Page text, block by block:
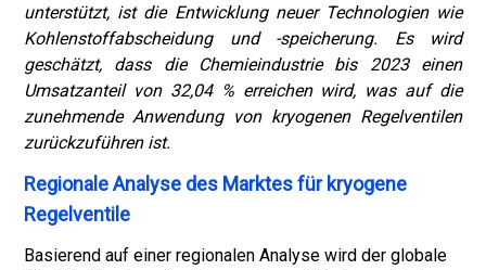
unterstützt, ist die Entwicklung neuer Technologien wie
Kohlenstoffabscheidung und -speicherung. Es wird
geschätzt, dass die Chemieindustrie bis 2023 einen
Umsatzanteil von 32,04 % erreichen wird, was auf die
zunehmende Anwendung von kryogenen Regelventilen
zurückzuführen ist.
Regionale Analyse des Marktes für kryogene
Regelventile
Basierend auf einer regionalen Analyse wird der globale